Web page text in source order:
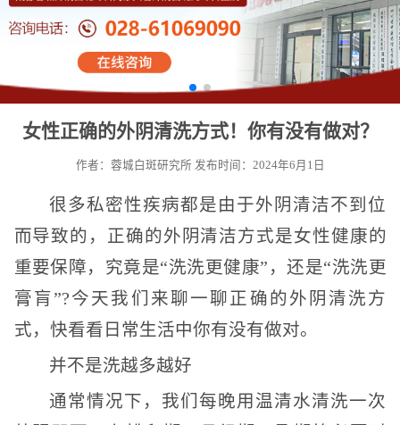
女性正确的外阴清洗方式！你有没有做对？
作者：蓉城白斑研究所 发布时间：2024年6月1日
很多私密性疾病都是由于外阴清洁不到位
而导致的，正确的外阴清洁方式是女性健康的
重要保障，究竟是“洗洗更健康”，还是“洗洗更
膏肓”?今天我们来聊一聊正确的外阴清洗方
式，快看看日常生活中你有没有做对。
并不是洗越多越好
通常情况下，我们每晚用温清水清洗一次